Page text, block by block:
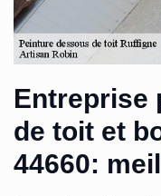
Entreprise
de toit et
44660: